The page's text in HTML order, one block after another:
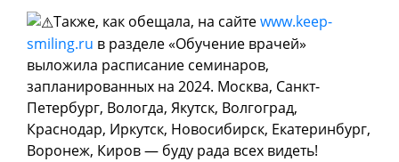
Также, как обещала, на сайтеwww.keep-
smiling.ru в разделе «Обучение врачей»
выложила расписание семинаров,
запланированных на 2024. Москва, Санкт-
Петербург, Вологда, Якутск, Волгоград,
Краснодар, Иркутск, Новосибирск, Екатеринбург,
Воронеж, Киров — буду рада всех видеть!